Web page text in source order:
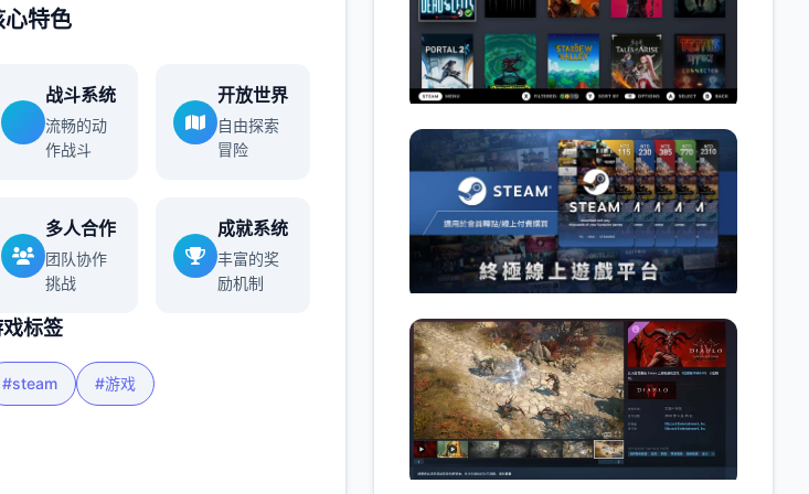
心特色
战斗系统
流畅的动
作战斗
开放世界
自由探索
冒险
多人合作
团队协作
挑战
成就系统
丰富的奖
励机制
标签
#steam #游戏